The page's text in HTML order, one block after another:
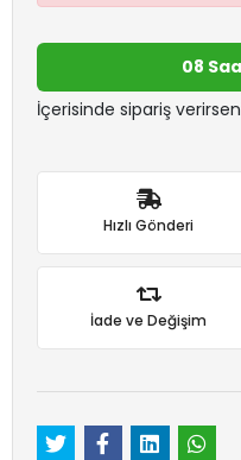
08
İçerisinde sipariş
Hızlı Gönderi
İade ve Değişim